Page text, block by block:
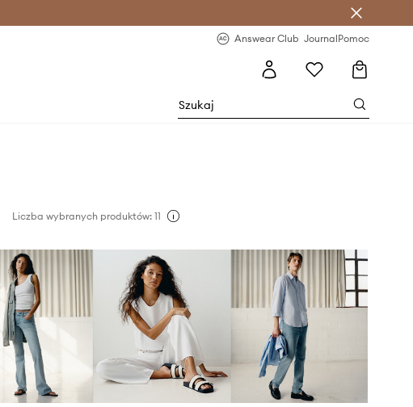
Answear Club JournalPomoc
Liczba wybranych produktów: 11